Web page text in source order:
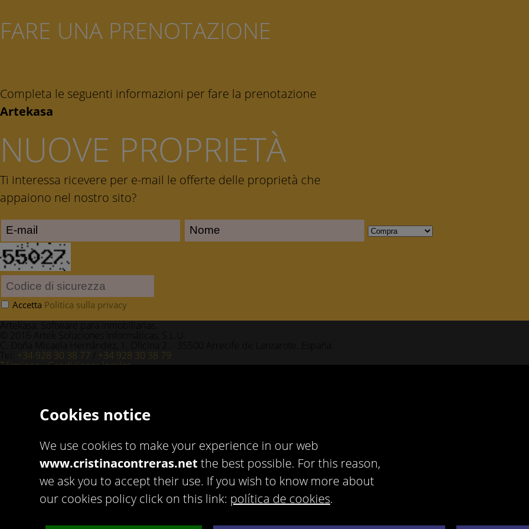
FARE UNA PRENOTAZIONE
Completa le seguenti informazioni per fare la prenotazione
Artekasa
NUOVE PROPRIETÀ
Ti interessa ricevere per e-mail le offerte delle proprietà che
appaiono nel nostro sito?
Accetta Politica sulla privacy
+34 928 30 38 77 +34 928 30 38 79
Términos y Condiciones legales
Cookies notice
We use cookies to make your experience in our web
www.cristinacontreras.net the best possible. For this reason,
we ask you to accept their use. If you wish to know more about
our cookies policy click on this link: política de cookies.